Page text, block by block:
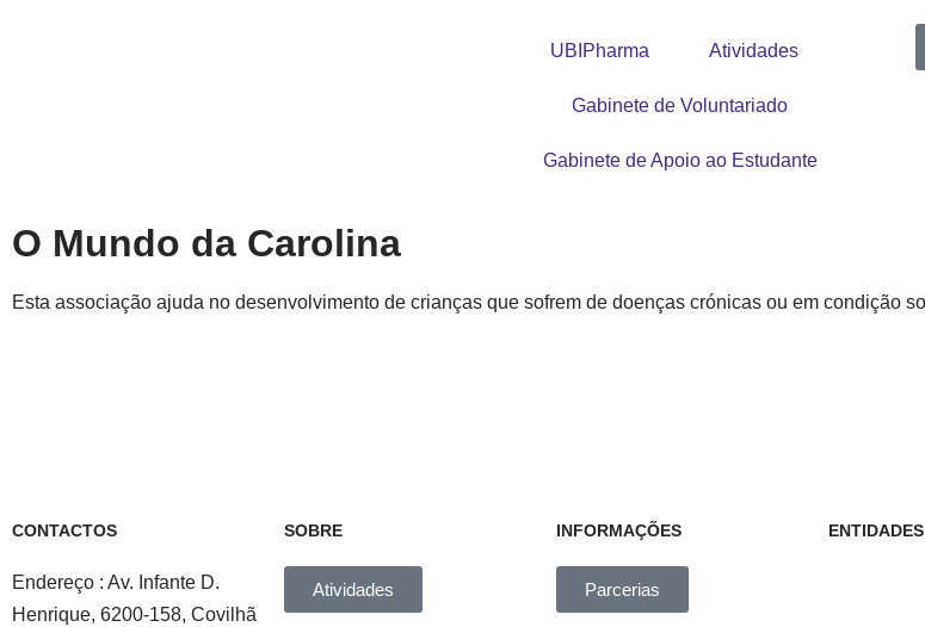
UBIPharma Atividades
Gabinete de Voluntariado
Gabinete de Apoio ao Estudante
O Mundo da Carolina
Esta associação ajuda no desenvolvimento de crianças que sofrem de doenças crónicas ou em condição
CONTACTOS
Endereço : Av. Infante D.
Henrique, 6200-158, Covilhã
SOBRE
Atividades
INFORMAÇÕES
Parcerias